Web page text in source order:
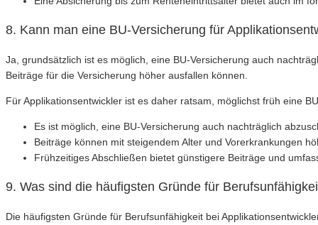
8. Kann man eine BU-Versicherung für
Ja, grundsätzlich ist es möglich, eine BU-Versicherung auch
Beiträge für die Versicherung höher ausfallen können.
Für Applikationsentwickler ist es daher ratsam, möglichst früh eine
Es ist möglich, eine BU-Versicherung auch nachträglich
Beiträge können mit steigendem Alter und Vorerkrankungen
Frühzeitiges Abschließen bietet günstigere Beiträge und
9. Was sind die häufigsten Gründe für
Die häufigsten Gründe für Berufsunfähigkeit bei